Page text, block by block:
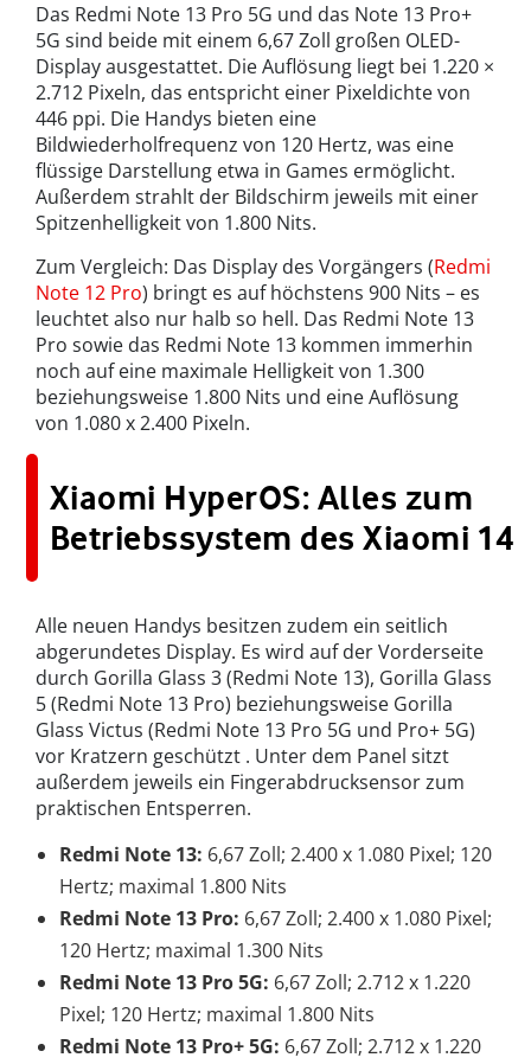
Das Redmi Note 13 Pro 5G und das Note 13 Pro+
5G sind beide mit einem 6,67 Zoll großen OLED-
Display ausgestattet. Die Auflösung liegt bei 1.220 ×
2.712 Pixeln, das entspricht einer Pixeldichte von
446 ppi. Die Handys bieten eine
Bildwiederholfrequenz von 120 Hertz, was eine
flüssige Darstellung etwa in Games ermöglicht.
Außerdem strahlt der Bildschirm jeweils mit einer
Spitzenhelligkeit von 1.800 Nits.
Zum Vergleich: Das Display des Vorgängers (Redmi
Note 12 Pro) bringt es auf höchstens 900 Nits – es
leuchtet also nur halb so hell. Das Redmi Note 13
Pro sowie das Redmi Note 13 kommen immerhin
noch auf eine maximale Helligkeit von 1.300
beziehungsweise 1.800 Nits und eine Auflösung
von 1.080 x 2.400 Pixeln.
Xiaomi HyperOS: Alles zum
Betriebssystem des Xiaomi 14
Alle neuen Handys besitzen zudem ein seitlich
abgerundetes Display. Es wird auf der Vorderseite
durch Gorilla Glass 3 (Redmi Note 13), Gorilla Glass
5 (Redmi Note 13 Pro) beziehungsweise Gorilla
Glass Victus (Redmi Note 13 Pro 5G und Pro+ 5G)
vor Kratzern geschützt . Unter dem Panel sitzt
außerdem jeweils ein Fingerabdrucksensor zum
praktischen Entsperren.
Redmi Note 13: 6,67 Zoll; 2.400 x 1.080 Pixel; 120
Hertz; maximal 1.800 Nits
Redmi Note 13 Pro: 6,67 Zoll; 2.400 x 1.080 Pixel;
120 Hertz; maximal 1.300 Nits
Redmi Note 13 Pro 5G: 6,67 Zoll; 2.712 x 1.220
Pixel; 120 Hertz; maximal 1.800 Nits
Redmi Note 13 Pro+ 5G: 6,67 Zoll; 2.712 x 1.220